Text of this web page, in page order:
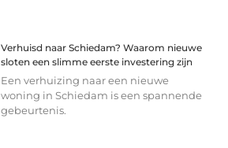
Verhuisd naar Schiedam? Waarom nieuwe
sloten een slimme eerste investering zijn
Een verhuizing naar een nieuwe
woning in Schiedam is een spannende
gebeurtenis.